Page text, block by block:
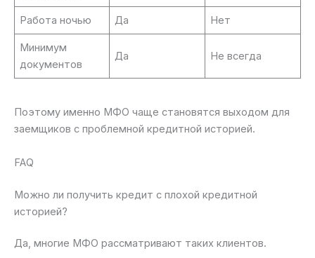
Работа ночью Да Нет
Минимум
документов
Да Не всегда
Поэтому именно МФО чаще становятся выходом для
заемщиков с проблемной кредитной историей.
FAQ
Можно ли получить кредит с плохой кредитной
историей?
Да, многие МФО рассматривают таких клиентов.